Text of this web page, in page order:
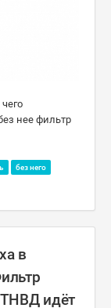
нее фильтр
без него
в
ТНВД идëт